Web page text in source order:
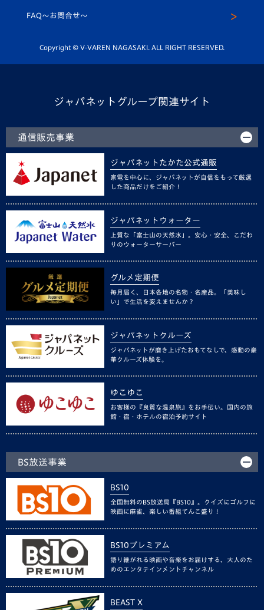
平和祈念活動
ホームタウン活動
スクール
FAQ〜お問合せ〜
Copyright © V-VAREN NAGASAKI. ALL RIGHT RESERVED.
ジャパネットグループ関連サイト
通信販売事業
ジャパネットたかた公式通販
家電を中心に、ジャパネットが自信をもって厳選
した商品だけをご紹介！
ジャパネットウォーター
上質な「富士山の天然水」。安心・安全、こだわ
りのウォーターサーバー
グルメ定期便
毎月届く、日本各地の名物・名産品。「美味し
い」で生活を変えませんか？
ジャパネットクルーズ
ジャパネットが磨き上げたおもてなしで、感動の豪
華クルーズ体験を。
ゆこゆこ
お客様の『良質な温泉旅』をお手伝い。国内の旅
館・宿・ホテルの宿泊予約サイト
BS放送事業
BS10
全国無料のBS放送局『BS10』。クイズにゴルフに
映画に麻雀、楽しい番組てんこ盛り！
BS10プレミアム
語り継がれる映画や音楽をお届けする、大人のた
めのエンタテインメントチャンネル
BEAST X